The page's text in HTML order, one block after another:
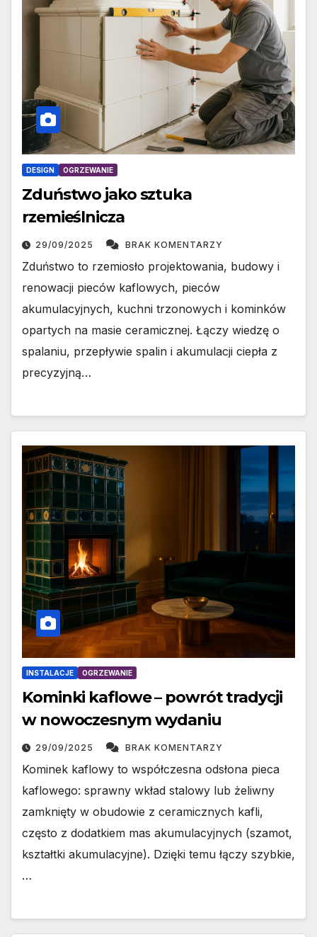
DESIGN OGRZEWANIE
Zduństwo jako sztuka
rzemieślnicza
29/09/2025 BRAK KOMENTARZY
Zduństwo to rzemiosło projektowania, budowy i
renowacji pieców kaflowych, pieców
akumulacyjnych, kuchni trzonowych i kominków
opartych na masie ceramicznej. Łączy wiedzę o
spalaniu, przepływie spalin i akumulacji ciepła z
precyzyjną…
INSTALACJE OGRZEWANIE
Kominki kaflowe – powrót tradycji
w nowoczesnym wydaniu
29/09/2025 BRAK KOMENTARZY
Kominek kaflowy to współczesna odsłona pieca
kaflowego: sprawny wkład stalowy lub żeliwny
zamknięty w obudowie z ceramicznych kafli,
często z dodatkiem mas akumulacyjnych (szamot,
kształtki akumulacyjne). Dzięki temu łączy szybkie,
…